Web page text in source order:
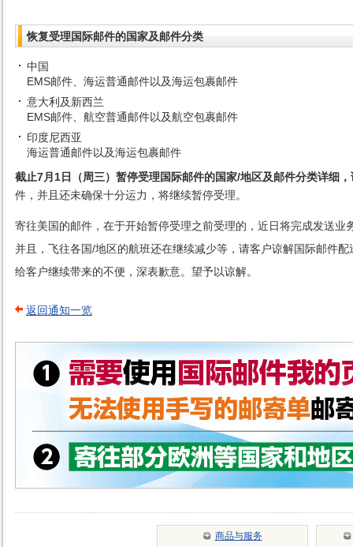
恢复受理国际邮件的国家及邮件分类
中国
EMS邮件、海运普通邮件以及海运包裹邮件
意大利及新西兰
EMS邮件、航空普通邮件以及航空包裹邮件
印度尼西亚
海运普通邮件以及海运包裹邮件
截止7月1日（周三）暂停受理国际邮件的国家/地区及邮件分类详细，
件，并且还未确保十分运力，将继续暂停受理。
寄往美国的邮件，在于开始暂停受理之前受理的，近日将完成发送
并且，飞往各国/地区的航班还在继续减少等，请客户谅解国际邮件
给客户继续带来的不便，深表歉意。望予以谅解。
返回通知一览
商品与服务